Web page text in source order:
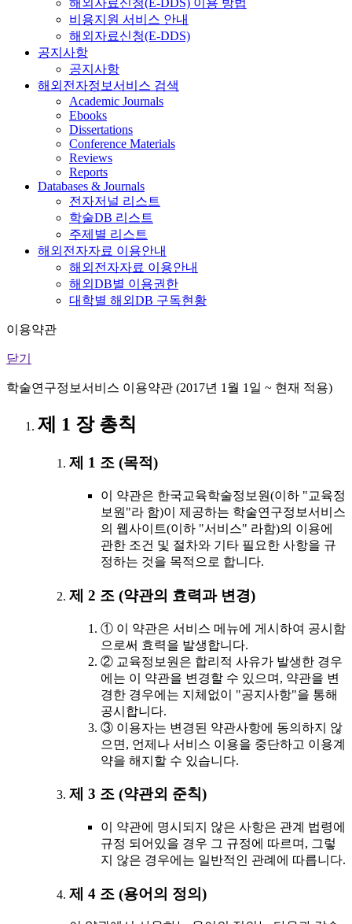
비용지원 서비스 안내
해외자료신청(E-DDS)
공지사항
공지사항
해외전자정보서비스 검색
Academic Journals
Ebooks
Dissertations
Conference Materials
Reviews
Reports
Databases & Journals
전자저널 리스트
학술DB 리스트
주제별 리스트
해외전자자료 이용안내
해외전자자료 이용안내
해외DB별 이용권한
대학별 해외DB 구독현황
이용약관
닫기
학술연구정보서비스 이용약관 (2017년 1월 1일 ~ 현재 적용)
제 1 장 총칙
제 1 조 (목적)
이 약관은 한국교육학술정보원(이하 "교육정
보원"라 함)이 제공하는 학술연구정보서비스
의 웹사이트(이하 "서비스" 라함)의 이용에
관한 조건 및 절차와 기타 필요한 사항을 규
정하는 것을 목적으로 합니다.
제 2 조 (약관의 효력과 변경)
① 이 약관은 서비스 메뉴에 게시하여 공시함
으로써 효력을 발생합니다.
② 교육정보원은 합리적 사유가 발생한 경우
에는 이 약관을 변경할 수 있으며, 약관을 변
경한 경우에는 지체없이 "공지사항"을 통해
공시합니다.
③ 이용자는 변경된 약관사항에 동의하지 않
으면, 언제나 서비스 이용을 중단하고 이용계
약을 해지할 수 있습니다.
제 3 조 (약관외 준칙)
이 약관에 명시되지 않은 사항은 관계 법령에
규정 되어있을 경우 그 규정에 따르며, 그렇
지 않은 경우에는 일반적인 관례에 따릅니다.
제 4 조 (용어의 정의)